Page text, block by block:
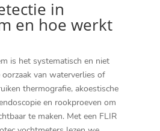
in
en hoe werkt
is het systematisch en niet
van waterverlies of
thermografie, akoestische
en rookproeven om
te maken.​ Met een FLIR